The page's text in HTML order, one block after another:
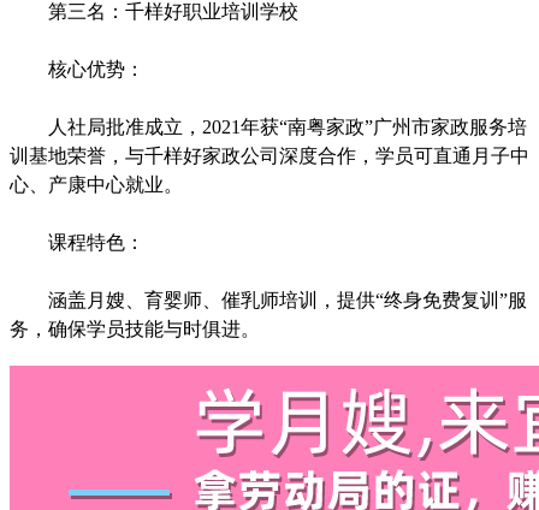
第三名：千样好职业培训学校
核心优势：
人社局批准成立，2021年获“南粤家政”广州市家政服务培
训基地荣誉，与千样好家政公司深度合作，学员可直通月子中
心、产康中心就业。
课程特色：
涵盖月嫂、育婴师、催乳师培训，提供“终身免费复训”服
务，确保学员技能与时俱进。